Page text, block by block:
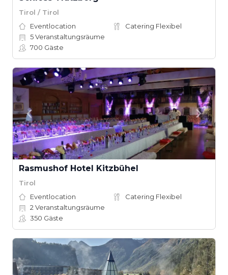
Tirol / Tirol
Eventlocation
Catering Flexibel
5Veranstaltungsräume
700 Gäste
Rasmushof Hotel Kitzbühel
Tirol
Eventlocation
Catering Flexibel
2 Veranstaltungsräume
350 Gäste